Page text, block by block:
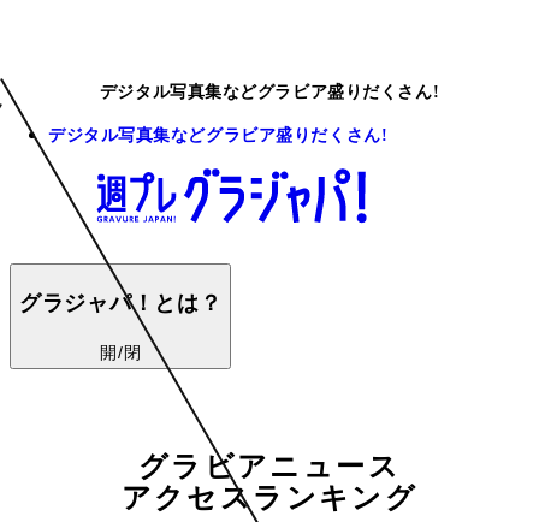
デジタル写真集などグラビア盛りだくさん!
デジタル写真集などグラビア盛りだくさん!
グラジャパ！とは？
開/閉
グラビアニュース
アクセスランキング